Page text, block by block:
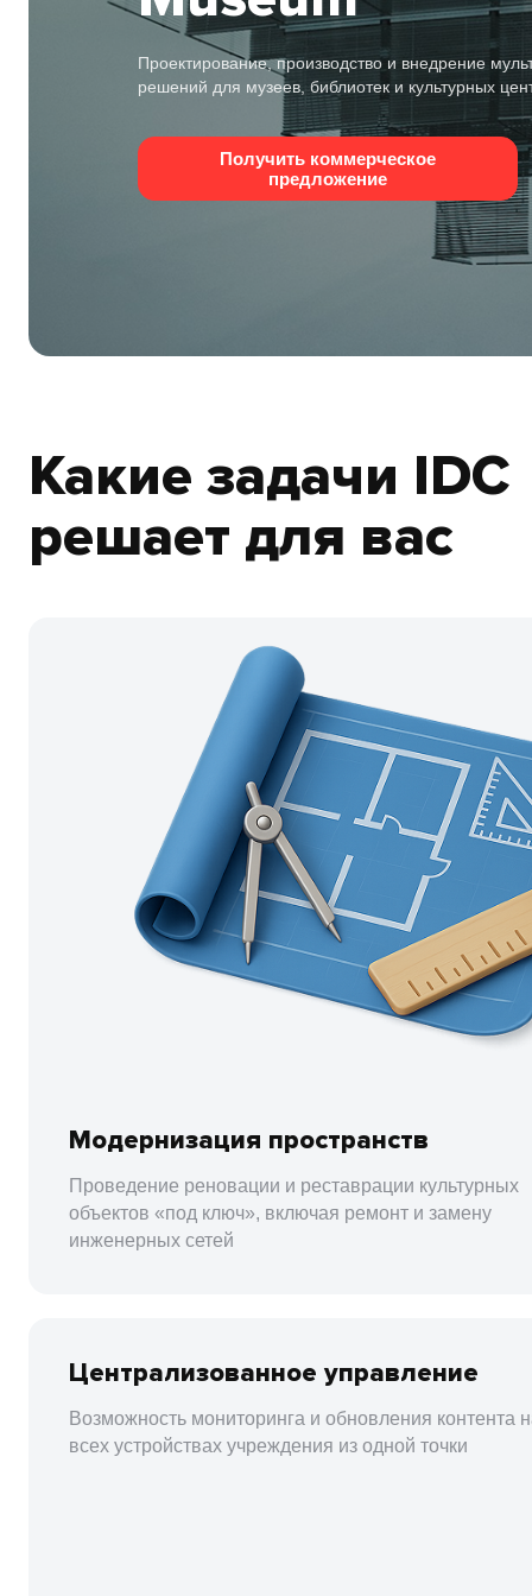
Проектирование, производство и внедрение
решений для музеев, библиотек и культурных
Получить коммерческое
предложение
Какие задачи IDC
решает для вас
Модернизация пространств
Проведение реновации и реставрации культурных
объектов «под ключ», включая ремонт и замену
инженерных сетей
Централизованное управление
Возможность мониторинга и обновления контента
всех устройствах учреждения из одной точки